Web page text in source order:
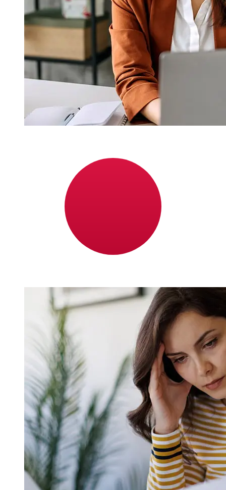
從LBBW EUR到JPY轉帳速度有多快？
從歐元成員國到LBBW 日本國際轉帳的到帳時間取決於付款
方式和交易時間。國際銀行轉帳通常需要 1 至 5 個工作天。
銀行假日和安檢等因素也可能影響送貨。查看Landesbank
Baden-Wurttemberg的截止時間，以避免延誤。